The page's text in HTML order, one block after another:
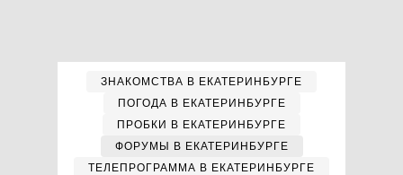
ЗНАКОМСТВА В ЕКАТЕРИНБУРГЕ
ПОГОДА В ЕКАТЕРИНБУРГЕ
ПРОБКИ В ЕКАТЕРИНБУРГЕ
ФОРУМЫ В ЕКАТЕРИНБУРГЕ
ТЕЛЕПРОГРАММА В ЕКАТЕРИНБУРГЕ